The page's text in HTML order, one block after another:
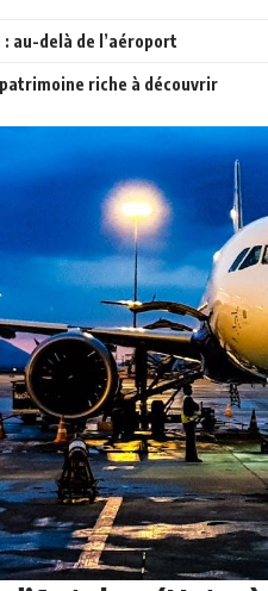
au-delà de l’aéroport
riche à découvrir